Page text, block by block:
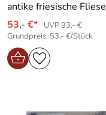
antike friesische Fliese
53,- €*
UVP 93,- €
Grundpreis: 53,- €/Stück